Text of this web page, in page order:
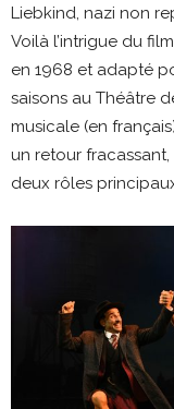
Liebkind, nazi non
Voilà l’intrigue du
en 1968 et adapté
saisons au Théâtre
musicale (en
un retour
deux rôles